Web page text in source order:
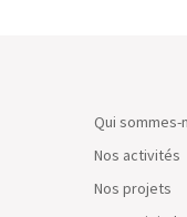
Qui sommes-
Nos activités
Nos projets